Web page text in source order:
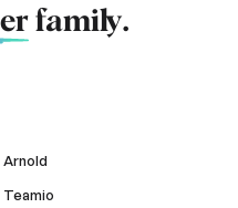
family.
Arnold
Teamio